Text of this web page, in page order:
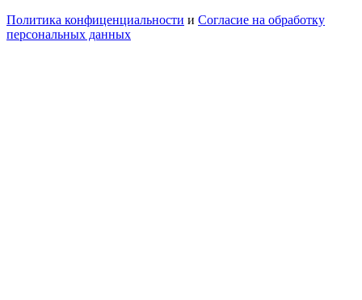
Политика конфиценциальности и Согласие на обработку
персональных данных